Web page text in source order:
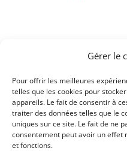
Gérer le
Pour offrir les meilleures
telles que les cookies pour
appareils. Le fait de consentir à
traiter des données telles que le
uniques sur ce site. Le fait de ne
consentement peut avoir un
et fonctions.
Signify-Child ByClub